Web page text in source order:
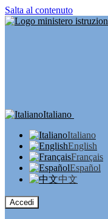
Salta al contenuto
Italiano
Italiano
English
Français
Español
中文
Accedi